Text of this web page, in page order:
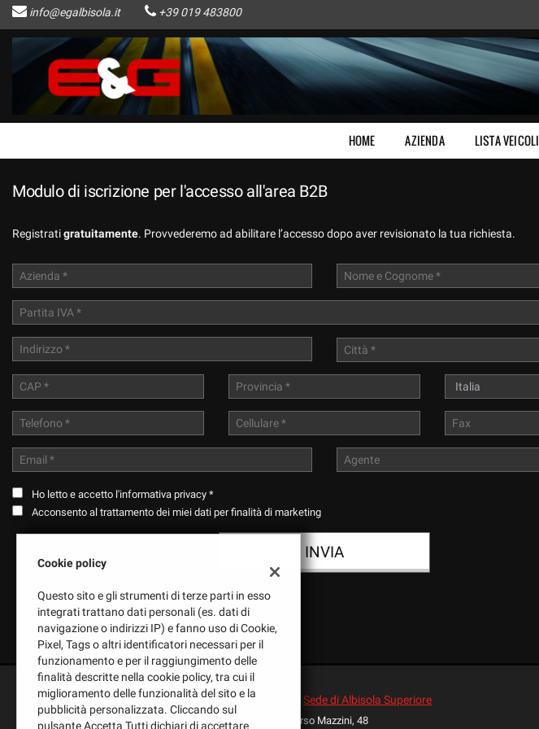
HOME
AZIENDA
NEWS
AREA COMMERCIANTI
info@egalbisola.it +39 019 483800
HOME AZIENDA LISTA VEICOLI
Modulo di iscrizione per l'accesso all'area B2B
Registratigratuitamente. Provvederemo ad abilitare l’accesso dopo aver revisionato la tua richiesta.
Ho letto e accetto l'informativa privacy *
Acconsento al trattamento dei miei dati per finalità di marketing
Sede di Albisola Superiore
Corso Mazzini, 48
Cookie policy
Questo sito e gli strumenti di terze parti in esso
integrati trattano dati personali (es. dati di
navigazione o indirizzi IP) e fanno uso di Cookie,
Pixel, Tags o altri identificatori necessari per il
funzionamento e per il raggiungimento delle
finalità descritte nella cookie policy, tra cui il
miglioramento delle funzionalità del sito e la
pubblicità personalizzata. Cliccando sul
pulsante Accetta Tutti dichiari di accettare
Le
preferenze
consenso
Il
pannello
consente
le
preferenze
di
consenso
alle
tecnologie
di
che
adottiamo
per
offrire
le
funzionalità
svolgere
le
attività
seguito
ottenere
maggiori
informazioni
sull'utilità
funzionamento